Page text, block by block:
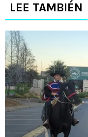
LEE TAMBIÉN